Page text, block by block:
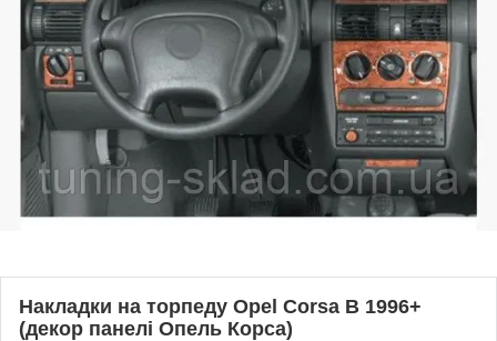
Накладки на торпеду Opel Corsa B 1996+
(декор панелі Опель Корса)